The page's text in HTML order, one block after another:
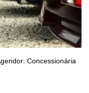
Concessionária